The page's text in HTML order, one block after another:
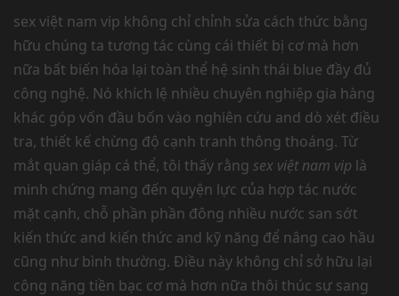
sex việt nam vip không chỉ chỉnh sửa cách thức bằng
hữu chúng ta tương tác cùng cái thiết bị cơ mà hơn
nữa bất biến hóa lại toàn thể hệ sinh thái blue đầy đủ
công nghệ. Nó khích lệ nhiều chuyên nghiệp gia hàng
khác góp vốn đầu bốn vào nghiên cứu and dò xét điều
tra, thiết kế chừng độ cạnh tranh thông thoáng. Từ
mắt quan giáp cá thể, tôi thấy rằng sex việt nam vip là
minh chứng mang đến quyện lực của hợp tác nước
mặt cạnh, chỗ phần phần đông nhiều nước san sớt
kiến thức and kiến thức and kỹ năng để nâng cao hầu
cũng như bình thường. Điều này không chỉ sở hữu lại
công năng tiền bạc cơ mà hơn nữa thôi thúc sự sang